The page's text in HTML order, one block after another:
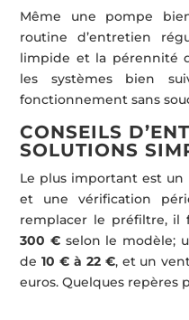
Même une pompe
routine d’entretien
limpide et la pérennité
les systèmes bien
fonctionnement sans
CONSEILS
SOLUTIONS
Le plus important est
et une vérification
remplacer le préfiltre,
300 € selon le modèle;
de10 € à 22 €, et un
euros. Quelques repères